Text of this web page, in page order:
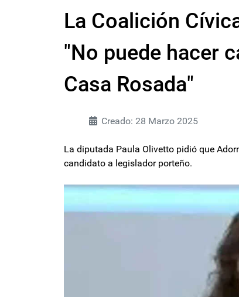
La Coalición
"No puede hacer
Casa Rosada"
Creado: 28 Marzo 2025
La diputada Paula Olivetto pidió que
candidato a legislador porteño.